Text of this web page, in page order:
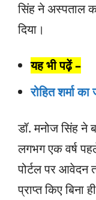
सिंह ने अस्पताल
दिया।
यह भी पढ़ें –
रोहित शर्मा
डॉ. मनोज सिंह ने
लगभग एक वर्ष
पोर्टल पर आवेदन
प्राप्त किए बिना